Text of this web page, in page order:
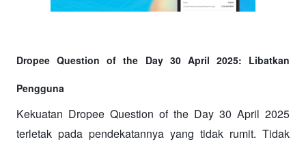
Dropee Question of the Day 30 April 2025: Libatkan
Pengguna
Kekuatan Dropee Question of the Day 30 April 2025
terletak pada pendekatannya yang tidak rumit. Tidak